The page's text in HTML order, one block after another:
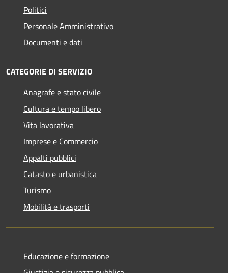
Politici
Personale Amministrativo
Documenti e dati
CATEGORIE DI SERVIZIO
Anagrafe e stato civile
Cultura e tempo libero
Vita lavorativa
Imprese e Commercio
Appalti pubblici
Catasto e urbanistica
Turismo
Mobilità e trasporti
Educazione e formazione